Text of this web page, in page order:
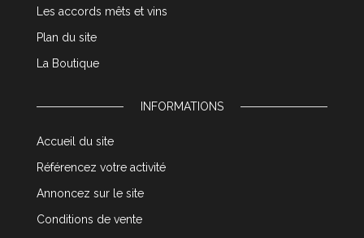
Les accords mêts et vins
Plan du site
La Boutique
INFORMATIONS
Accueil du site
Référencez votre activité
Annoncez sur le site
Conditions de vente